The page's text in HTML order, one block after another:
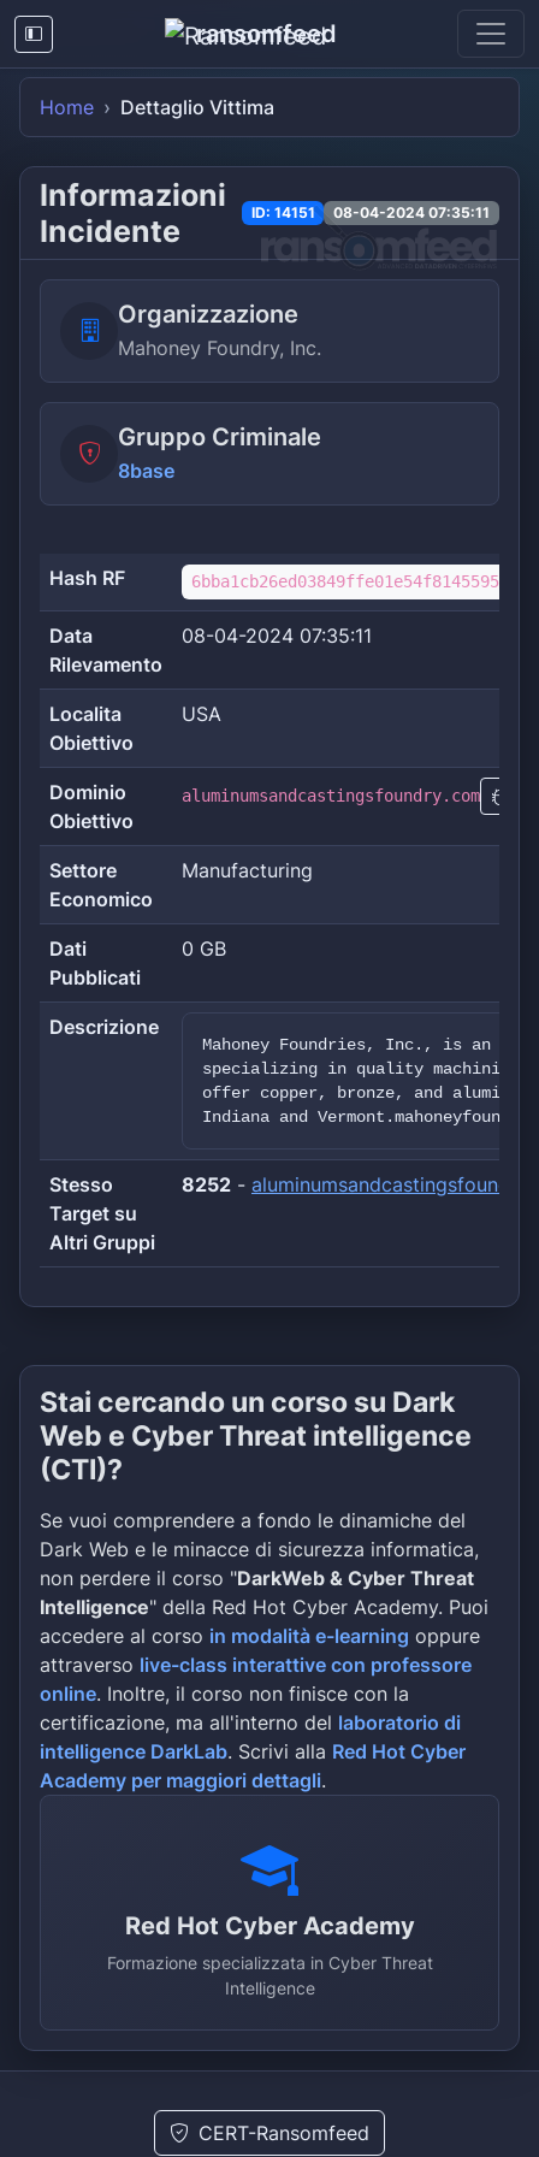
ransomfeed
Home Dettaglio Vittima
Informazioni
Incidente
ID: 14151 08-04-2024 07:35:11
Organizzazione
Mahoney Foundry, Inc.
Gruppo Criminale
8base
Hash RF
Data
Rilevamento
08-04-2024 07:35:11
Localita
Obiettivo
USA
Dominio
Obiettivo
aluminumsandcastingsfoundry.com
Settore
Economico
Manufacturing
Dati
Pubblicati
0 GB
Descrizione
Mahoney Foundries, Inc., is an
specializing in quality machining
offer copper, bronze, and
Indiana and
Stesso
Target su
Altri Gruppi
8252 -
Stai cercando un corso su Dark
Web e Cyber Threat intelligence
(CTI)?
Se vuoi comprendere a fondo le dinamiche del
Dark Web e le minacce di sicurezza informatica,
non perdere il corso "DarkWeb & Cyber Threat
Intelligence" della Red Hot Cyber Academy. Puoi
accedere al corso in modalità e-learning oppure
attraverso live-class interattive con professore
online. Inoltre, il corso non finisce con la
certificazione, ma all'interno del laboratorio di
intelligence DarkLab. Scrivi alla Red Hot Cyber
Academy per maggiori dettagli.
Red Hot Cyber Academy
Formazione specializzata in Cyber Threat
Intelligence
CERT-Ransomfeed